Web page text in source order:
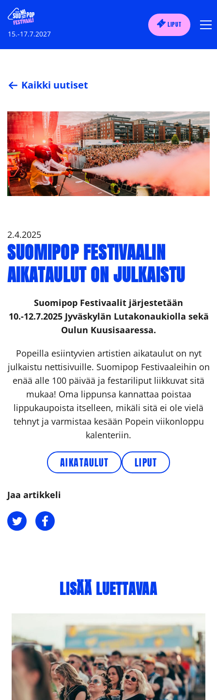
15.-17.7.2027
LIPUT
Kaikki uutiset
2.4.2025
SUOMIPOP FESTIVAALIN
AIKATAULUT ON JULKAISTU
Suomipop Festivaalit järjestetään
10.-12.7.2025 Jyväskylän Lutakonaukiolla sekä
Oulun Kuusisaaressa.
Popeilla esiintyvien artistien aikataulut on nyt
julkaistu nettisivuille. Suomipop Festivaaleihin on
enää alle 100 päivää ja festariliput liikkuvat sitä
mukaa! Oma lippunsa kannattaa poistaa
lippukaupoista itselleen, mikäli sitä ei ole vielä
tehnyt ja varmistaa kesään Popein viikonloppu
kalenteriin.
AIKATAULUT LIPUT
Jaa artikkeli
Jaa TwitterissäJaa Facebookissa
LISÄÄ LUETTAVAA